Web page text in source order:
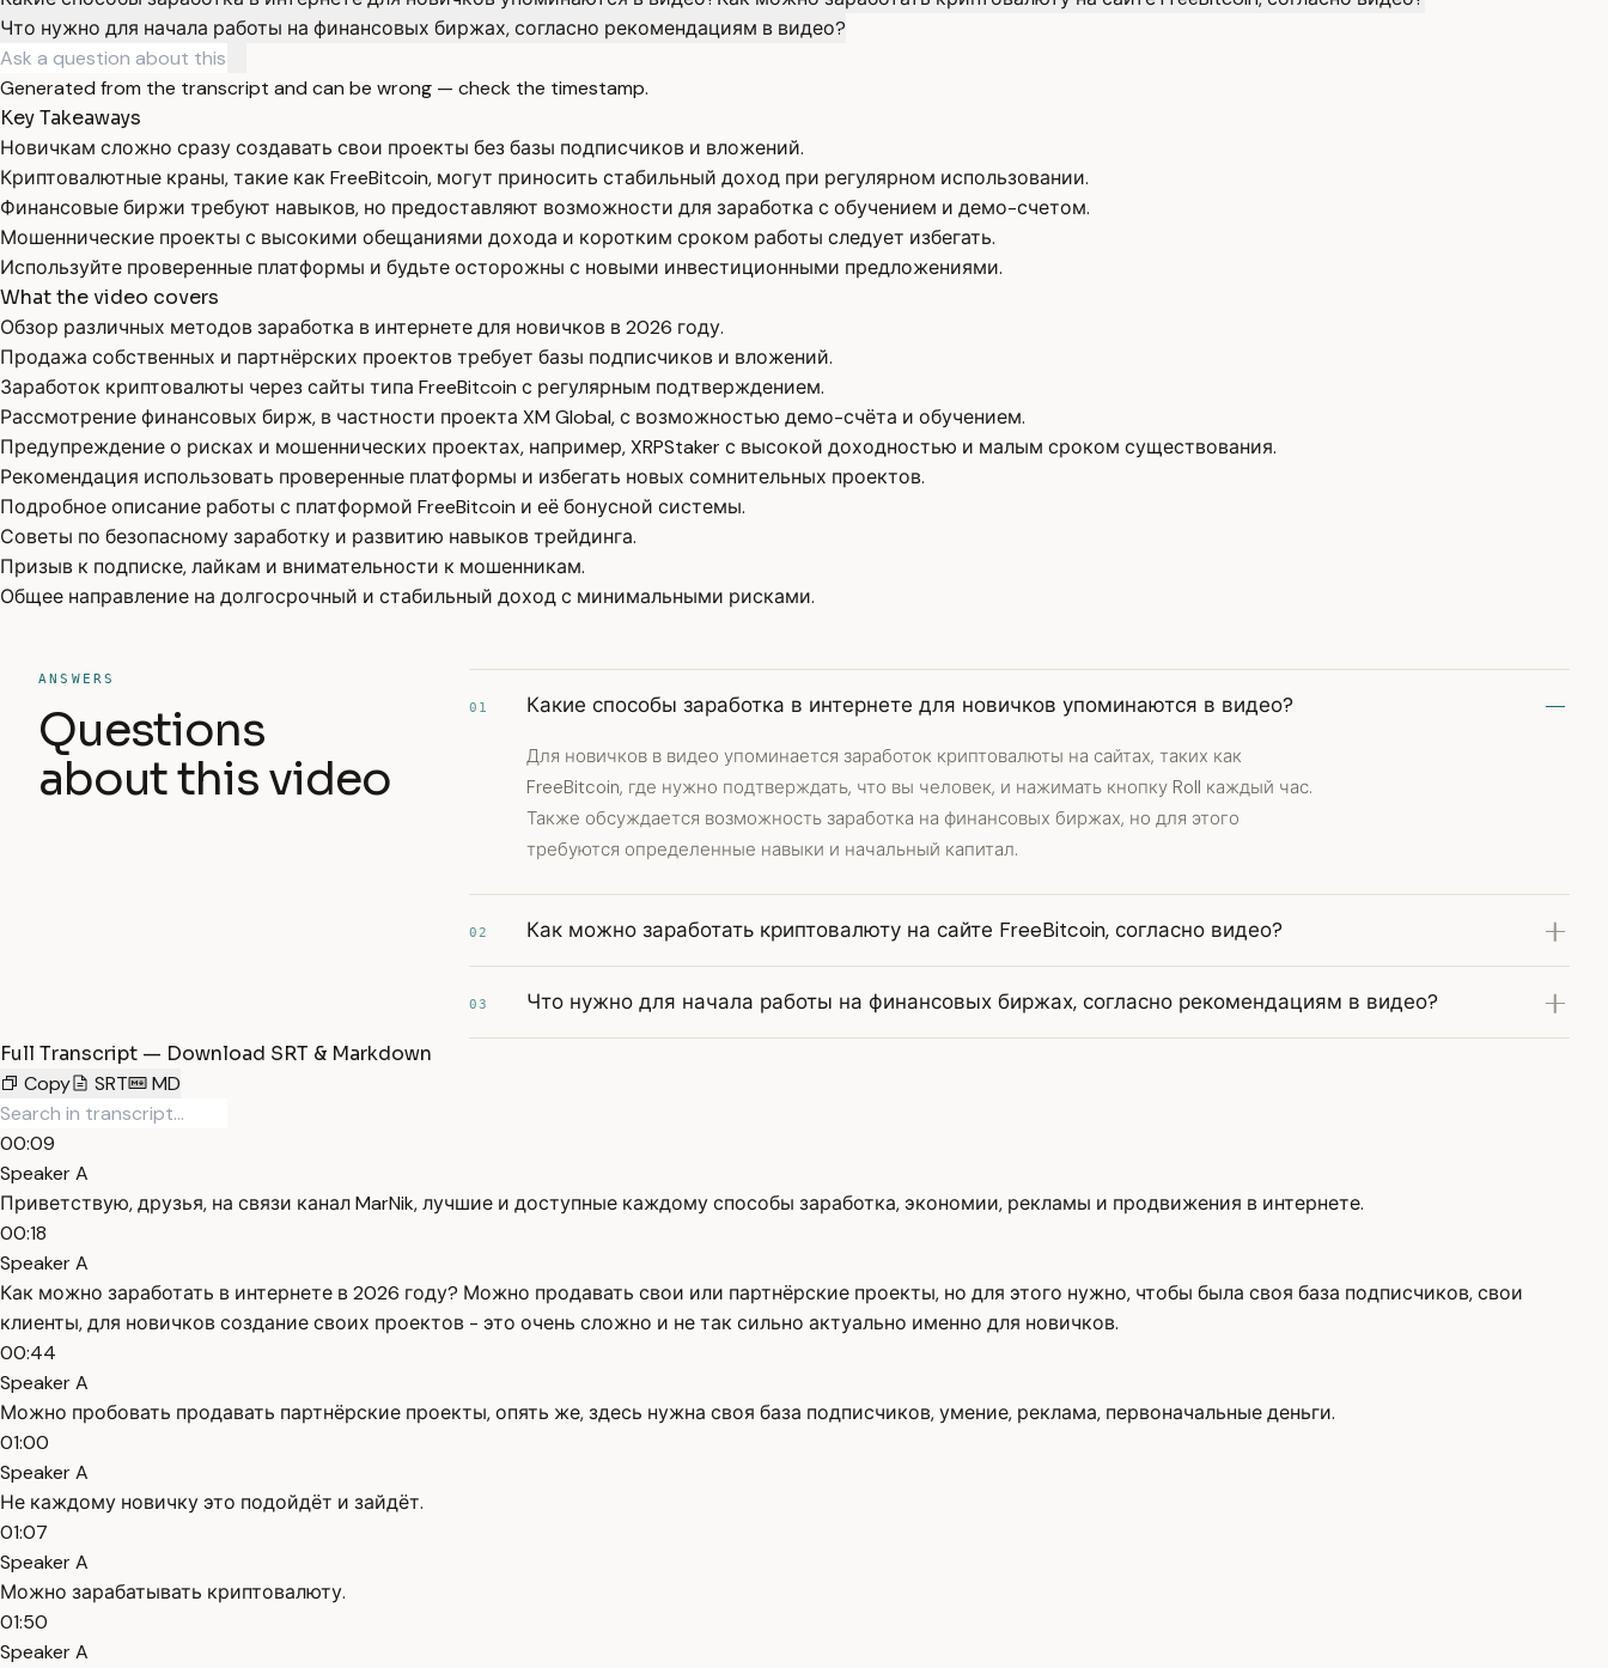
Что нужно для начала работы на финансовых биржах, согласно рекомендациям в видео?
Generated from the transcript and can be wrong — check the timestamp.
Key Takeaways
Новичкам сложно сразу создавать свои проекты без базы подписчиков и вложений.
Криптовалютные краны, такие как FreeBitcoin, могут приносить стабильный доход при регулярном использовании.
Финансовые биржи требуют навыков, но предоставляют возможности для заработка с обучением и демо-счетом.
Мошеннические проекты с высокими обещаниями дохода и коротким сроком работы следует избегать.
Используйте проверенные платформы и будьте осторожны с новыми инвестиционными предложениями.
What the video covers
Обзор различных методов заработка в интернете для новичков в 2026 году.
Продажа собственных и партнёрских проектов требует базы подписчиков и вложений.
Заработок криптовалюты через сайты типа FreeBitcoin с регулярным подтверждением.
Рассмотрение финансовых бирж, в частности проекта XM Global, с возможностью демо-счёта и обучением.
Предупреждение о рисках и мошеннических проектах, например, XRPStaker с высокой доходностью и малым сроком существования.
Рекомендация использовать проверенные платформы и избегать новых сомнительных проектов.
Подробное описание работы с платформой FreeBitcoin и её бонусной системы.
Советы по безопасному заработку и развитию навыков трейдинга.
Призыв к подписке, лайкам и внимательности к мошенникам.
Общее направление на долгосрочный и стабильный доход с минимальными рисками.
ANSWERS
Questions
about this video
01 Какие способы заработка в интернете для новичков упоминаются в видео?
Для новичков в видео упоминается заработок криптовалюты на сайтах, таких как
FreeBitcoin, где нужно подтверждать, что вы человек, и нажимать кнопку Roll каждый час.
Также обсуждается возможность заработка на финансовых биржах, но для этого
требуются определенные навыки и начальный капитал.
02 Как можно заработать криптовалюту на сайте FreeBitcoin, согласно видео?
03 Что нужно для начала работы на финансовых биржах, согласно рекомендациям в видео?
Full Transcript — Download SRT & Markdown
Copy
SRT MD
00:09
Speaker A
Приветствую, друзья, на связи канал MarNik, лучшие и доступные каждому способы заработка, экономии, рекламы и продвижения в интернете.
00:18
Speaker A
Как можно заработать в интернете в 2026 году? Можно продавать свои или партнёрские проекты, но для этого нужно, чтобы была своя база подписчиков, свои
клиенты, для новичков создание своих проектов - это очень сложно и не так сильно актуально именно для новичков.
00:44
Speaker A
Можно пробовать продавать партнёрские проекты, опять же, здесь нужна своя база подписчиков, умение, реклама, первоначальные деньги.
01:00
Speaker A
Не каждому новичку это подойдёт и зайдёт.
01:07
Speaker A
Можно зарабатывать криптовалюту.
01:50
Speaker A